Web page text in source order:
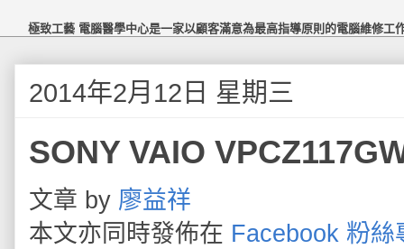
極致工藝 電腦醫學中心是一家以顧客滿意為最高指導原則的電腦維修
2014年2月12日 星期三
SONY VAIO
文章 by 廖益祥
本文亦同時發佈在 Facebook 粉絲